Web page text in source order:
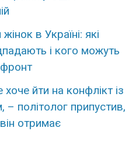
в Україні: які
і кого можуть
йти на конфлікт із
– політолог припустив,
отримає